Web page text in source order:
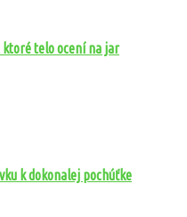
telo ocení na jar
k dokonalej pochúťke